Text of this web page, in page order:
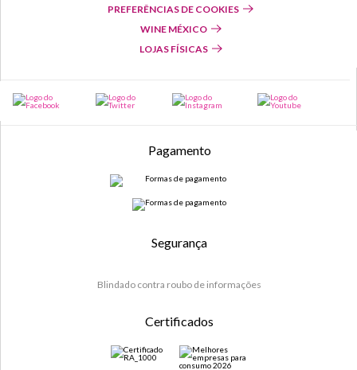
PREFERÊNCIAS DE COOKIES
WINE MÉXICO
LOJAS FÍSICAS
Pagamento
Segurança
Blindado contra roubo de informações
Certificados